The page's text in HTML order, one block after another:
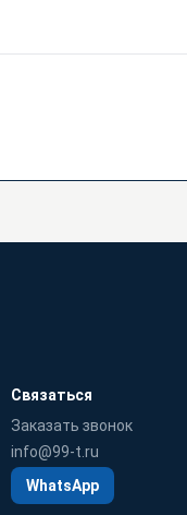
Связаться
Заказать звонок
info@99-t.ru
WhatsApp